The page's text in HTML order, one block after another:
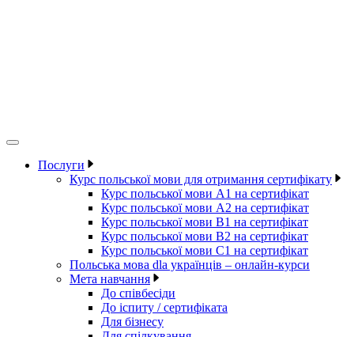
Послуги
Курс польської мови для отримання сертифікату
Курс польської мови А1 на сертифікат
Курс польської мови А2 на сертифікат
Курс польської мови B1 на сертифікат
Курс польської мови B2 на сертифікат
Курс польської мови C1 на сертифікат
Польська мова dla українців – онлайн-курси
Мета навчання
До співбесіди
До іспиту / сертифіката
Для бізнесу